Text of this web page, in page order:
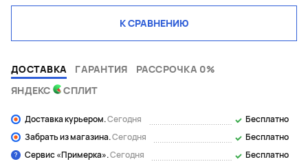
К СРАВНЕНИЮ
ДОСТАВКА ГАРАНТИЯ
РАССРОЧКА 0%
ЯНДЕКС
СПЛИТ
Доставка курьером.Сегодня
Бесплатно
Забрать из магазина.Сегодня
Бесплатно
Сервис «Примерка».Сегодня
Бесплатно